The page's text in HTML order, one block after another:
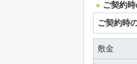
ご契約
ご契約時
敷金